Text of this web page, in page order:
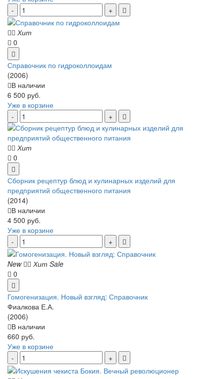
Хит
0
Справочник по гидроколлоидам
(2006)
В наличии
6 500 руб.
Уже в корзине
Хит
0
Сборник рецептур блюд и кулинарных изделий для
предприятий общественного питания
(2014)
В наличии
4 500 руб.
Уже в корзине
New Хит Sale
0
Гомогенизация. Новый взгляд: Справочник
Фиалкова Е.А.
(2006)
В наличии
660 руб.
Уже в корзине